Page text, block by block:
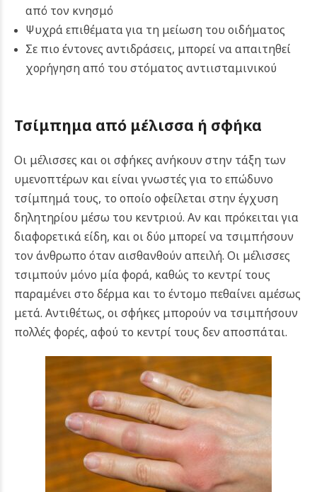
από τον κνησμό
Ψυχρά επιθέματα για τη μείωση του οιδήματος
Σε πιο έντονες αντιδράσεις, μπορεί να απαιτηθεί
χορήγηση από του στόματος αντιισταμινικού
Τσίμπημα από μέλισσα ή σφήκα
Οι μέλισσες και οι σφήκες ανήκουν στην τάξη των
υμενοπτέρων και είναι γνωστές για το επώδυνο
τσίμπημά τους, το οποίο οφείλεται στην έγχυση
δηλητηρίου μέσω του κεντριού. Αν και πρόκειται για
διαφορετικά είδη, και οι δύο μπορεί να τσιμπήσουν
τον άνθρωπο όταν αισθανθούν απειλή. Οι μέλισσες
τσιμπούν μόνο μία φορά, καθώς το κεντρί τους
παραμένει στο δέρμα και το έντομο πεθαίνει αμέσως
μετά. Αντιθέτως, οι σφήκες μπορούν να τσιμπήσουν
πολλές φορές, αφού το κεντρί τους δεν αποσπάται.